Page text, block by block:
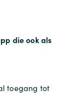
die ook als
toegang tot